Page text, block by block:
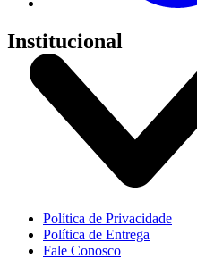
Institucional
Política de Privacidade
Política de Entrega
Fale Conosco